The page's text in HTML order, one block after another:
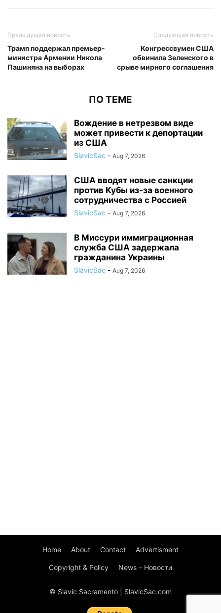
Предыдущая новость
Трамп поддержал премьер-
министра Армении Никола
Пашиняна на выборах
Следующая новость
Конгрессвумен США
обвинила Зеленского в
срыве мирного соглашения
ПО ТЕМЕ
Вождение в нетрезвом виде
может привести к депортации
из США
SlavicSac - Aug 7, 2026
США вводят новые санкции
против Кубы из-за военного
сотрудничества с Россией
SlavicSac - Aug 7, 2026
В Миссури иммиграционная
служба США задержала
гражданина Украины
SlavicSac - Aug 7, 2026
Home About Contact Advertisment
Copyright & Policy News – Новости
© Slavic Sacramento | SlavicSac.com